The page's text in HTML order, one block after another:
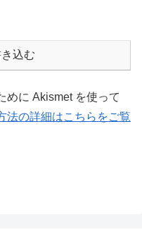
込む
めに Akismet を使って
法の詳細はこちらをご覧